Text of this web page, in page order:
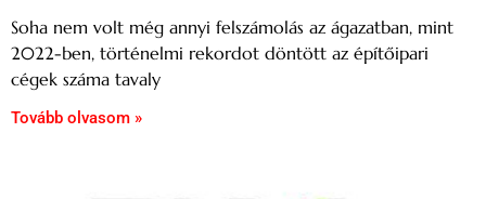
Soha nem volt még annyi felszámolás az ágazatban, mint
2022-ben, történelmi rekordot döntött az építőipari
cégek száma tavaly
Tovább olvasom »